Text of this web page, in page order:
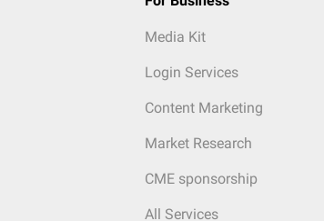
Media Kit
Login Services
Content Marketing
Market Research
CME sponsorship
All Services